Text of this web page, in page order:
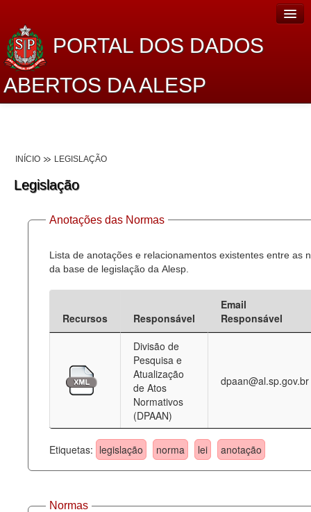
PORTAL DOS DADOS
ABERTOS DA ALESP
Dados Abertos Alesp
Lei de Acesso à Informação
Dados Governamentais Abertos
Planejamento
Deputados Estaduais
Legislação
Perguntas frequentes
Contato
INÍCIO LEGISLAÇÃO
Legislação
Anotações das Normas
Lista de anotações e relacionamentos existentes entre as
da base de legislação da Alesp.
Recursos Responsável
Email
Responsável
Divisão de
Pesquisa e
Atualização
de Atos
Normativos
(DPAAN)
dpaan@al.sp.gov.br
Etiquetas: legislação norma lei anotação
Normas